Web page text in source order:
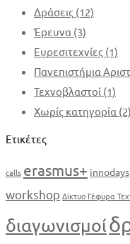
Δράσεις (12)
Έρευνα (3)
Ευρεσιτεχνίες (1)
Πανεπιστήμια
Τεχνοβλαστοί (1)
Χωρίς κατηγορία (2)
Ετικέτες
calls erasmus+ innodays
workshop Δίκτυο Γέφυρα
διαγωνισμοί